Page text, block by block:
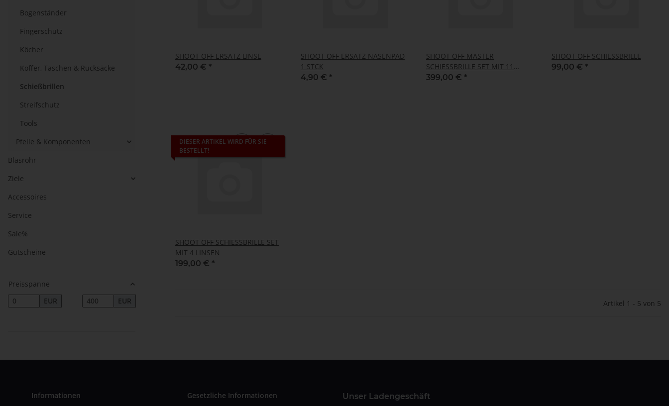
SHOOT OFF ERSATZ LINSE
42,00 € *
SHOOT OFF ERSATZ NASENPAD
1 STCK
4,90 € *
SHOOT OFF MASTER
SCHIESSBRILLE SET MIT 11
LINSEN
399,00 € *
SHOOT OFF SCHIESSBRILLE
99,00 € *
DIESER ARTIKEL WIRD FÜR SIE
BESTELLT!
SHOOT OFF SCHIESSBRILLE SET
MIT 4 LINSEN
199,00 € *
Artikel 1 - 5 von 5
Bogenständer
Fingerschutz
Köcher
Koffer, Taschen & Rucksäcke
Schießbrillen
Streifschutz
Tools
Pfeile & Komponenten
Blasrohr
Ziele
Accessoires
Service
Sale%
Gutscheine
Preisspanne
EUR
EUR
Informationen Gesetzliche Informationen Unser Ladengeschäft